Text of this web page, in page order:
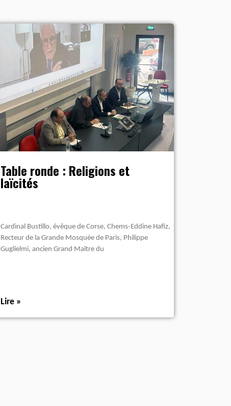
Table ronde : Religions et
laïcités
Cardinal Bustillo, évêque de Corse, Chems-Eddine Hafiz,
Recteur de la Grande Mosquée de Paris, Philippe
Guglielmi, ancien Grand Maître du
Lire »